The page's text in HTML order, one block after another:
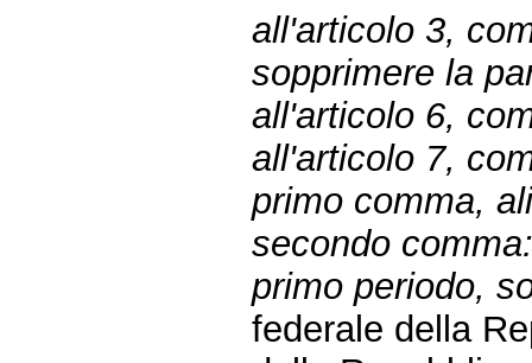
all'articolo 3,
sopprimere la
all'articolo 6,
all'articolo 7,
primo comma,
secondo
primo periodo,
federale della